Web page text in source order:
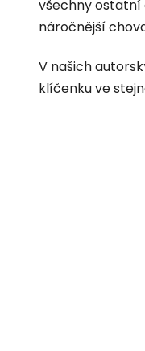
všechny ostatní
náročnější
V našich
klíčenku ve